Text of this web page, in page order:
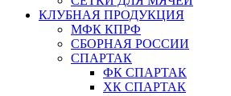
КЛУБНАЯ ПРОДУКЦИЯ
МФК КПРФ
СБОРНАЯ РОССИИ
СПАРТАК
ФК СПАРТАК
ХК СПАРТАК